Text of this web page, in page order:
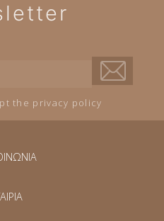
the privacy policy